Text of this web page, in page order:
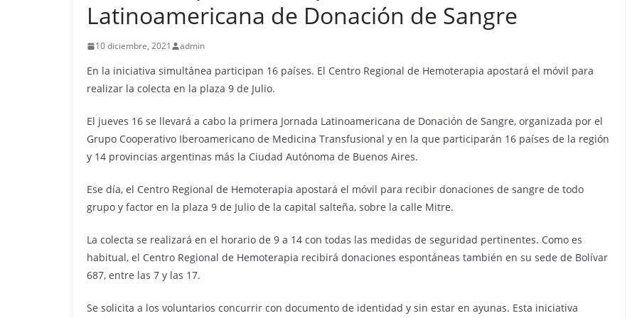
Latinoamericana de Donación de Sangre
10 diciembre, 2021 admin
En la iniciativa simultánea participan 16 países. El Centro Regional de Hemoterapia apostará el móvil para
realizar la colecta en la plaza 9 de Julio.
El jueves 16 se llevará a cabo la primera Jornada Latinoamericana de Donación de Sangre, organizada por el
Grupo Cooperativo Iberoamericano de Medicina Transfusional y en la que participarán 16 países de la región
y 14 provincias argentinas más la Ciudad Autónoma de Buenos Aires.
Ese día, el Centro Regional de Hemoterapia apostará el móvil para recibir donaciones de sangre de todo
grupo y factor en la plaza 9 de Julio de la capital salteña, sobre la calle Mitre.
La colecta se realizará en el horario de 9 a 14 con todas las medidas de seguridad pertinentes. Como es
habitual, el Centro Regional de Hemoterapia recibirá donaciones espontáneas también en su sede de Bolívar
687, entre las 7 y las 17.
Se solicita a los voluntarios concurrir con documento de identidad y sin estar en ayunas. Esta iniciativa